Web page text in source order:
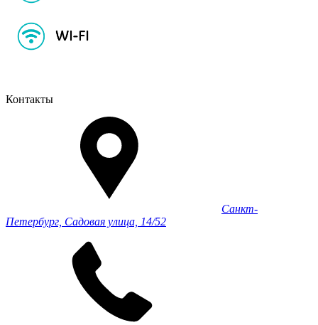
Контакты
Санкт-
Петербург, Садовая улица, 14/52